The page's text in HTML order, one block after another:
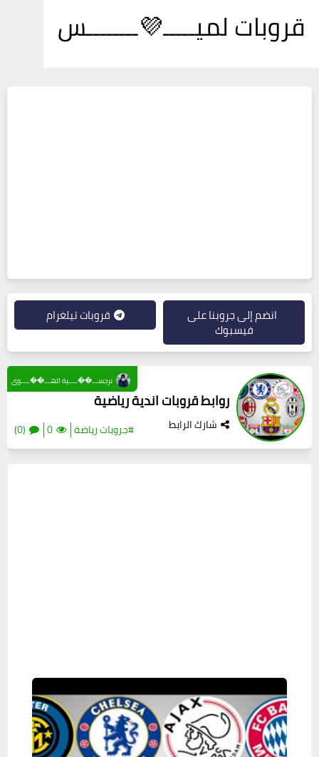
قروبات لميـــــ💜ــــــــس
انضم إلى جروبنا على
فيسبوك
قروبات تيلغرام
روابط قروبات اندية رياضية
شارك الرابط #جروبات رياضة 0
(0)
نرجســـ��ــــية الهـــ��ــــوى